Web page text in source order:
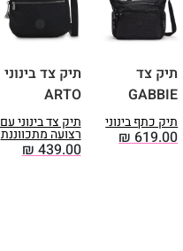
תיק צד
GABBIE
תיק כתף בינוני
₪619.00
תיק צד בינוני
ARTO
תיק צד בינוני עם
רצועה מתכווננת
₪439.00